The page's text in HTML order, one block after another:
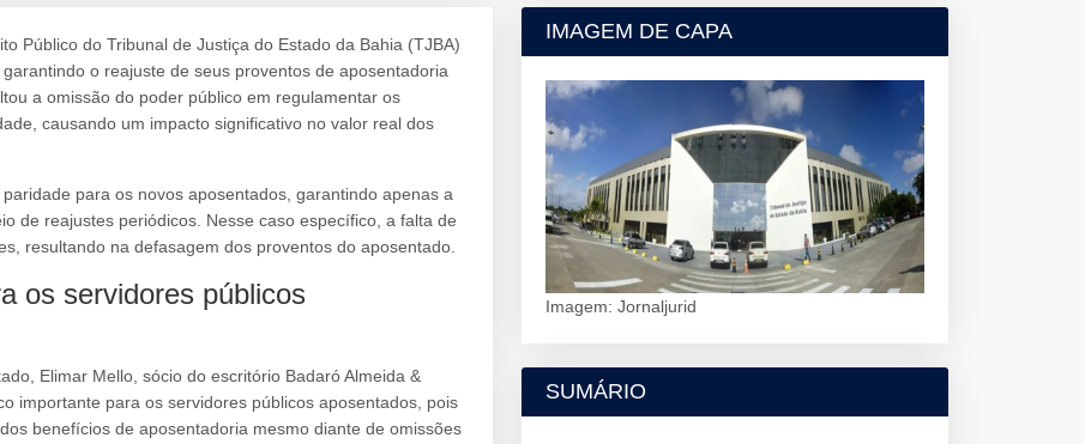
Público do Tribunal de Justiça do Estado da Bahia (TJBA)
o reajuste de seus proventos de aposentadoria
a omissão do poder público em regulamentar os
causando um impacto significativo no valor real dos
para os novos aposentados, garantindo apenas a
de reajustes periódicos. Nesse caso específico, a falta de
resultando na defasagem dos proventos do aposentado.
os servidores públicos
Elimar Mello, sócio do escritório Badaró Almeida &
importante para os servidores públicos aposentados, pois
benefícios de aposentadoria mesmo diante de omissões
IMAGEM DE CAPA
Imagem: Jornaljurid
SUMÁRIO